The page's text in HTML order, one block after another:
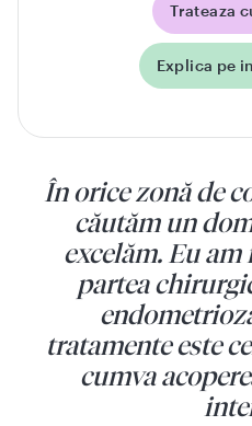
Trateaza
Explica pe
În orice zonă de
căutăm un
excelăm. Eu
partea
tratamente este
cumva